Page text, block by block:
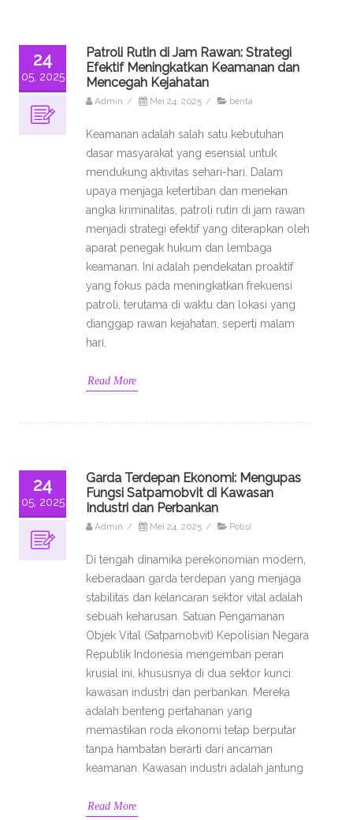
24
05, 2025
Patroli Rutin di Jam Rawan: Strategi
Efektif Meningkatkan Keamanan dan
Mencegah Kejahatan
Admin / Mei 24, 2025 / berita
Keamanan adalah salah satu kebutuhan
dasar masyarakat yang esensial untuk
mendukung aktivitas sehari-hari. Dalam
upaya menjaga ketertiban dan menekan
angka kriminalitas, patroli rutin di jam rawan
menjadi strategi efektif yang diterapkan oleh
aparat penegak hukum dan lembaga
keamanan. Ini adalah pendekatan proaktif
yang fokus pada meningkatkan frekuensi
patroli, terutama di waktu dan lokasi yang
dianggap rawan kejahatan, seperti malam
hari,
Read More
24
05, 2025
Garda Terdepan Ekonomi: Mengupas
Fungsi Satpamobvit di Kawasan
Industri dan Perbankan
Admin / Mei 24, 2025 / Polisi
Di tengah dinamika perekonomian modern,
keberadaan garda terdepan yang menjaga
stabilitas dan kelancaran sektor vital adalah
sebuah keharusan. Satuan Pengamanan
Objek Vital (Satpamobvit) Kepolisian Negara
Republik Indonesia mengemban peran
krusial ini, khususnya di dua sektor kunci:
kawasan industri dan perbankan. Mereka
adalah benteng pertahanan yang
memastikan roda ekonomi tetap berputar
tanpa hambatan berarti dari ancaman
keamanan. Kawasan industri adalah jantung
Read More